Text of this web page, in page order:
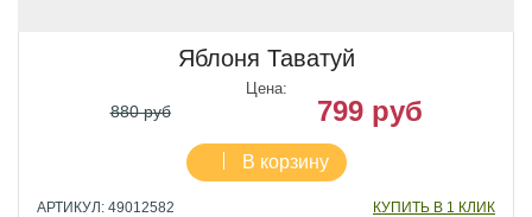
Яблоня Таватуй
Цена:
880 руб 799 руб
В корзину
АРТИКУЛ: 49012582
КУПИТЬ В 1 КЛИК